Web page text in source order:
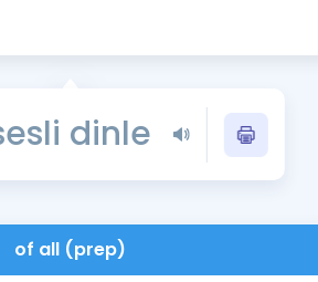
YDS - YÖKDİL
İngilizce Gramer
dinle
of all (prep)